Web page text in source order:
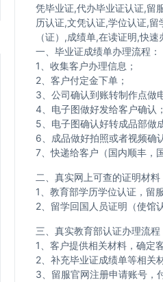
凭毕业证,代办毕业证认证,留
历认证,文凭认证,学位认证,
（证）,成绩单,在读证明,快
一、毕业证成绩单办理流程：
1、收集客户办理信息；
2、客户付定金下单；
3、公司确认到账转制作点做
4、电子图做好发给客户确认；
5、电子图确认好转成品部做
6、成品做好拍照或者视频确
7、快递给客户（国内顺丰，
二、真实网上可查的证明材料
1、教育部学历学位认证，留
2、留学回国人员证明（使馆
三、真实教育部认证办理流程
1、客户提供相关材料，确定
2、补充毕业证成绩单等相关
3、留服官网注册申请账号，